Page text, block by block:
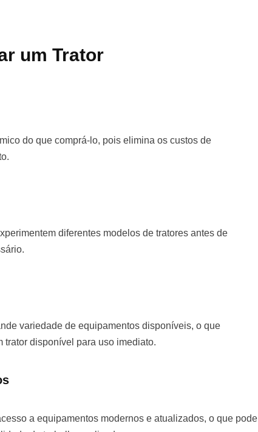
um Trator
do que comprá-lo, pois elimina os custos de
diferentes modelos de tratores antes de
variedade de equipamentos disponíveis, o que
trator disponível para uso imediato.
a equipamentos modernos e atualizados, o que pode